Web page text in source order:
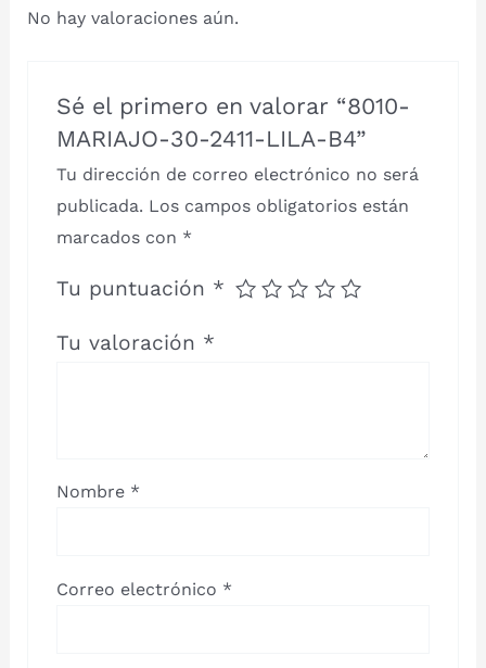
No hay valoraciones aún.
Sé el primero en valorar “8010-
MARIAJO-30-2411-LILA-B4”
Tu dirección de correo electrónico no será
publicada. Los campos obligatorios están
marcados con *
Tu puntuación *
Tu valoración *
Nombre *
Correo electrónico *